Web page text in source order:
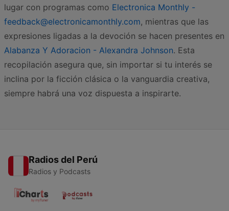
lugar con programas como Electronica Monthly -
feedback@electronicamonthly.com, mientras que las
expresiones ligadas a la devoción se hacen presentes en
Alabanza Y Adoracion - Alexandra Johnson. Esta
recopilación asegura que, sin importar si tu interés se
inclina por la ficción clásica o la vanguardia creativa,
siempre habrá una voz dispuesta a inspirarte.
Radios del Perú
Radios y Podcasts